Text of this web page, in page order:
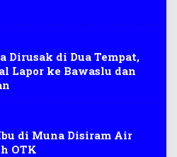
Dirusak di Dua Tempat,
Lapor ke Bawaslu dan
di Muna Disiram Air
OTK